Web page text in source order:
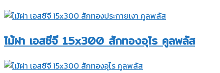
ไม้ฝา เอสซีจี 15x300 สักทองอุไร คูลพลัส